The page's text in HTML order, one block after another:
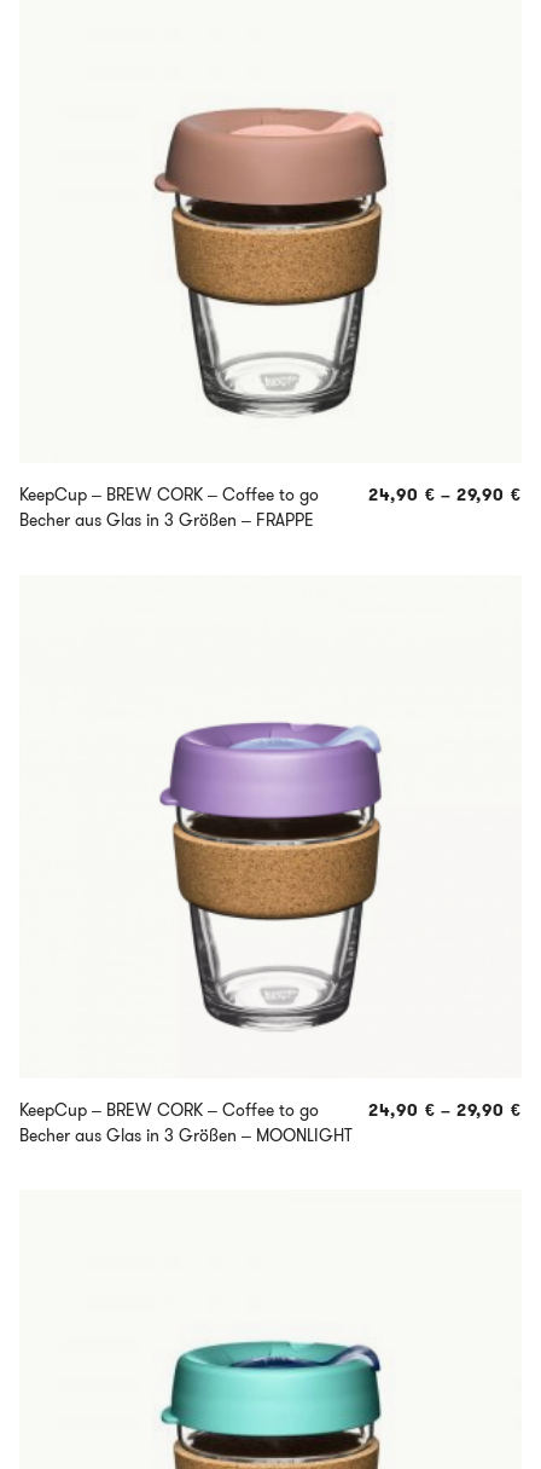
KeepCup – BREW CORK – Coffee to go
Becher aus Glas in 3 Größen – FRAPPE
24,90 € – 29,90 €
KeepCup – BREW CORK – Coffee to go
Becher aus Glas in 3 Größen – MOONLIGHT
24,90 € – 29,90 €